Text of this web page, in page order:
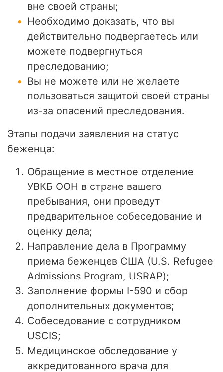
вне своей страны;
Необходимо доказать, что вы
действительно подвергаетесь или
можете подвергнуться
преследованию;
Вы не можете или не желаете
пользоваться защитой своей страны
из-за опасений преследования.
Этапы подачи заявления на статус
беженца:
Обращение в местное отделение
УВКБ ООН в стране вашего
пребывания, они проведут
предварительное собеседование и
оценку дела;
Направление дела в Программу
приема беженцев США (U.S. Refugee
Admissions Program, USRAP);
Заполнение формы I-590 и сбор
дополнительных документов;
Собеседование с сотрудником
USCIS;
Медицинское обследование у
аккредитованного врача для